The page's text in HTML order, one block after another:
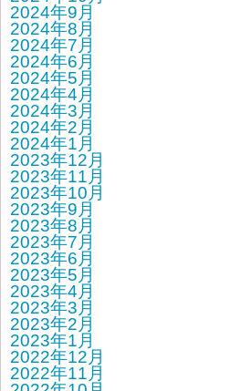
2024年9月
2024年8月
2024年7月
2024年6月
2024年5月
2024年4月
2024年3月
2024年2月
2024年1月
2023年12月
2023年11月
2023年10月
2023年9月
2023年8月
2023年7月
2023年6月
2023年5月
2023年4月
2023年3月
2023年2月
2023年1月
2022年12月
2022年11月